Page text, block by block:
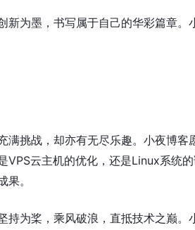
新为墨，书写属于自己的华彩篇章。
满挑战，却亦有无尽乐趣。小夜博客
VPS云主机的优化，还是Linux系统
。
持为桨，乘风破浪，直抵技术之巅。